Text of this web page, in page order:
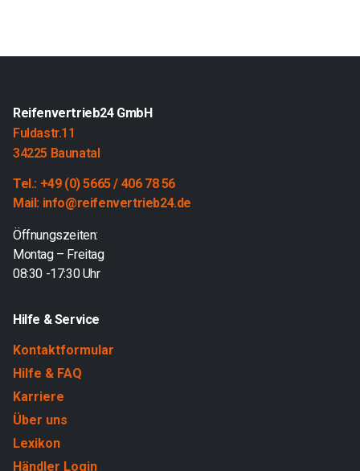
Reifenvertrieb24 GmbH
Fuldastr.11
34225 Baunatal
Tel.: +49 (0) 5665 / 406 78 56
Mail: info@reifenvertrieb24.de
Öffnungszeiten:
Montag – Freitag
08:30 -17:30 Uhr
Hilfe & Service
Kontaktformular
Hilfe & FAQ
Karriere
Über uns
Lexikon
Händler Login